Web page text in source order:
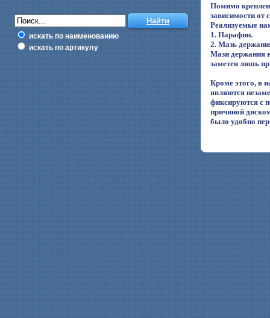
искать по наименованию
искать по артикулу
Помимо
зависимости от
Реализуемые
1. Парафин.
2. Мазь
Мази держания
заметен лишь
Кроме этого, в
являются
фиксируются с
причиной
было удобно